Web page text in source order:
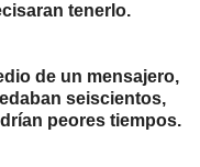
tenerlo.
de un mensajero,
seiscientos,
peores tiempos.